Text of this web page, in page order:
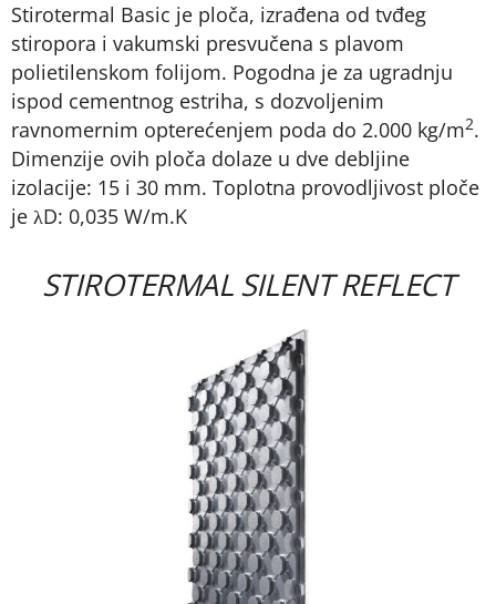
Stirotermal Basic je ploča, izrađena od tvđeg
stiropora i vakumski presvučena s plavom
polietilenskom folijom. Pogodna je za ugradnju
ispod cementnog estriha, s dozvoljenim
ravnomernim opterećenjem poda do 2.000 kg/m2.
Dimenzije ovih ploča dolaze u dve debljine
izolacije: 15 i 30 mm. Toplotna provodljivost ploče
je λD: 0,035 W/m.K
STIROTERMAL SILENT REFLECT